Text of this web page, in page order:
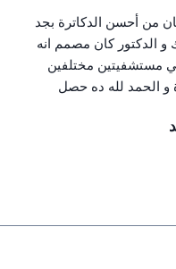
من أحسن الدكاترة بجد
و الدكتور كان مصمم انه
مستشفيتين مختلفين
و الحمد لله ده حصل